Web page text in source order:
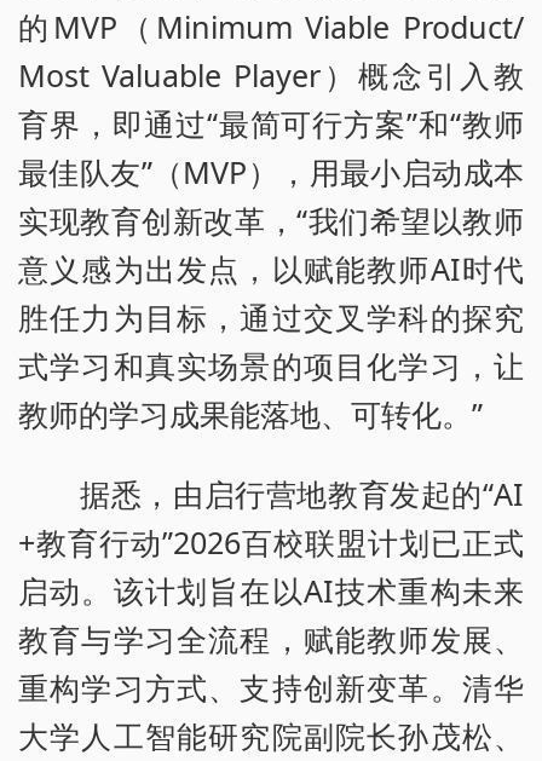
的MVP（Minimum Viable Product/
Most Valuable Player）概念引入教
育界，即通过“最简可行方案”和“教师
最佳队友”（MVP），用最小启动成本
实现教育创新改革，“我们希望以教师
意义感为出发点，以赋能教师AI时代
胜任力为目标，通过交叉学科的探究
式学习和真实场景的项目化学习，让
教师的学习成果能落地、可转化。”
据悉，由启行营地教育发起的“AI
+教育行动”2026百校联盟计划已正式
启动。该计划旨在以AI技术重构未来
教育与学习全流程，赋能教师发展、
重构学习方式、支持创新变革。清华
大学人工智能研究院副院长孙茂松、